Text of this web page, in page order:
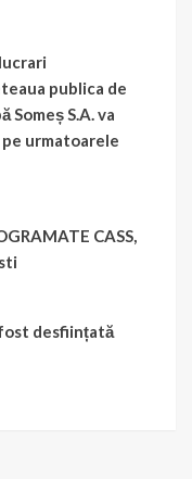
publica de
Someș S.A. va
urmatoarele
CASS,
desființată